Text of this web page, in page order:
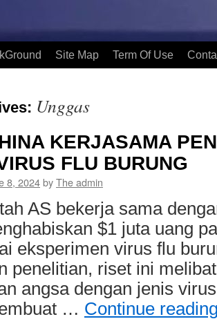
Site Map Term Of Use
Unggas
KERJASAMA
FLU BURUNG
8, 2024byThe admin
AS bekerja sama
$1 juta uang
eksperimen virus flu
penelitian, riset ini
angsa dengan jenis
… Continue